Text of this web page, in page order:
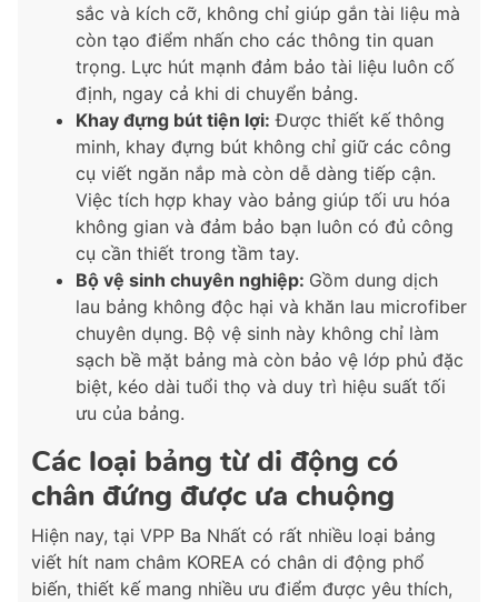
sắc và kích cỡ, không chỉ giúp gắn tài liệu mà
còn tạo điểm nhấn cho các thông tin quan
trọng. Lực hút mạnh đảm bảo tài liệu luôn cố
định, ngay cả khi di chuyển bảng.
Khay đựng bút tiện lợi: Được thiết kế thông
minh, khay đựng bút không chỉ giữ các công
cụ viết ngăn nắp mà còn dễ dàng tiếp cận.
Việc tích hợp khay vào bảng giúp tối ưu hóa
không gian và đảm bảo bạn luôn có đủ công
cụ cần thiết trong tầm tay.
Bộ vệ sinh chuyên nghiệp: Gồm dung dịch
lau bảng không độc hại và khăn lau microfiber
chuyên dụng. Bộ vệ sinh này không chỉ làm
sạch bề mặt bảng mà còn bảo vệ lớp phủ đặc
biệt, kéo dài tuổi thọ và duy trì hiệu suất tối
ưu của bảng.
Các loại bảng từ di động có
chân đứng được ưa chuộng
Hiện nay, tại VPP Ba Nhất có rất nhiều loại bảng
viết hít nam châm KOREA có chân di động phổ
biến, thiết kế mang nhiều ưu điểm được yêu thích,